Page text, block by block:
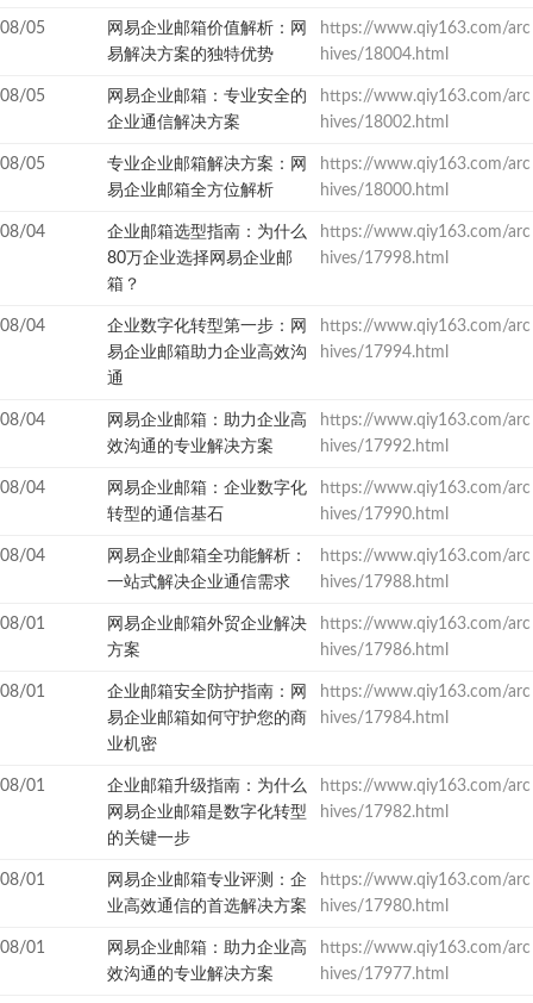
08/05
网易企业邮箱价值解析：网
易解决方案的独特优势
https://www.qiy163.com/arc
hives/18004.html
08/05
网易企业邮箱：专业安全的
企业通信解决方案
https://www.qiy163.com/arc
hives/18002.html
08/05
专业企业邮箱解决方案：网
易企业邮箱全方位解析
https://www.qiy163.com/arc
hives/18000.html
08/04
企业邮箱选型指南：为什么
80万企业选择网易企业邮
箱？
https://www.qiy163.com/arc
hives/17998.html
08/04
企业数字化转型第一步：网
易企业邮箱助力企业高效沟
通
https://www.qiy163.com/arc
hives/17994.html
08/04
网易企业邮箱：助力企业高
效沟通的专业解决方案
https://www.qiy163.com/arc
hives/17992.html
08/04
网易企业邮箱：企业数字化
转型的通信基石
https://www.qiy163.com/arc
hives/17990.html
08/04
网易企业邮箱全功能解析：
一站式解决企业通信需求
https://www.qiy163.com/arc
hives/17988.html
08/01
网易企业邮箱外贸企业解决
方案
https://www.qiy163.com/arc
hives/17986.html
08/01
企业邮箱安全防护指南：网
易企业邮箱如何守护您的商
业机密
https://www.qiy163.com/arc
hives/17984.html
08/01
企业邮箱升级指南：为什么
网易企业邮箱是数字化转型
的关键一步
https://www.qiy163.com/arc
hives/17982.html
08/01
网易企业邮箱专业评测：企
业高效通信的首选解决方案
https://www.qiy163.com/arc
hives/17980.html
08/01
网易企业邮箱：助力企业高
效沟通的专业解决方案
https://www.qiy163.com/arc
hives/17977.html